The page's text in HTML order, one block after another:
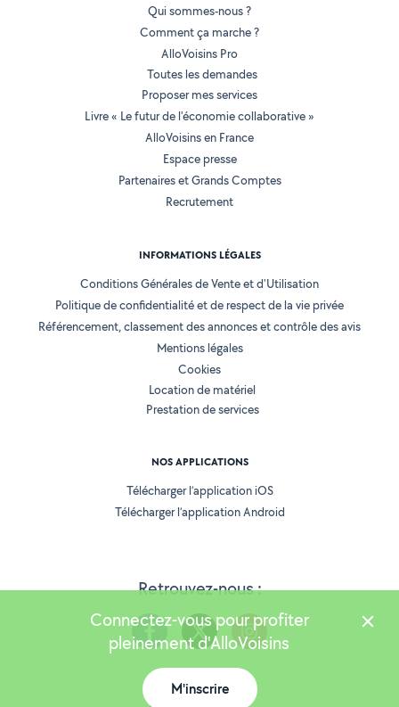
Retrouvez-nous :
Qui sommes-nous ?
Comment ça marche ?
AlloVoisins Pro
Toutes les demandes
Proposer mes services
Livre « Le futur de l'économie collaborative »
AlloVoisins en France
Espace presse
Partenaires et Grands Comptes
Recrutement
INFORMATIONS LÉGALES
Conditions Générales de Vente et d'Utilisation
Politique de confidentialité et de respect de la vie privée
Référencement, classement des annonces et contrôle des avis
Mentions légales
Cookies
Location de matériel
Prestation de services
NOS APPLICATIONS
Télécharger l’application iOS
Télécharger l’application Android
Version 25.5.3
Connectez-vous pour profiter
pleinement d'AlloVoisins
M'inscrire